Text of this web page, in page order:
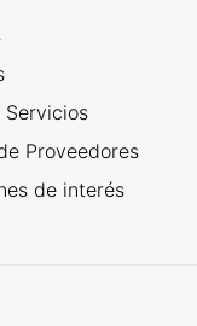
Servicios
Proveedores
de interés